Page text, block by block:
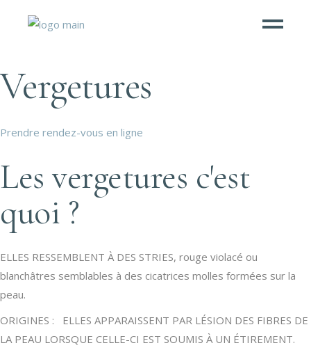
Vergetures
Prendre rendez-vous en ligne
Les vergetures c'est
quoi ?
ELLES RESSEMBLENT À DES STRIES, rouge violacé ou
blanchâtres semblables à des cicatrices molles formées sur la
peau.
ORIGINES :
ELLES APPARAISSENT PAR LÉSION DES FIBRES DE
LA PEAU LORSQUE CELLE-CI EST SOUMIS À UN ÉTIREMENT.